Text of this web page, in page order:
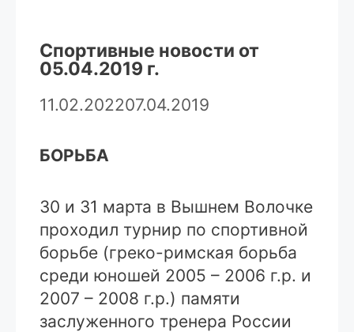
Спортивные новости от
05.04.2019 г.
11.02.202207.04.2019
БОРЬБА
30 и 31 марта в Вышнем Волочке
проходил турнир по спортивной
борьбе (греко-римская борьба
среди юношей 2005 – 2006 г.р. и
2007 – 2008 г.р.) памяти
заслуженного тренера России